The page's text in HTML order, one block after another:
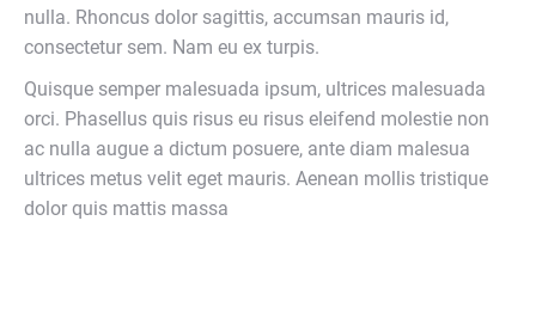
nulla. Rhoncus dolor sagittis, accumsan mauris id,
consectetur sem. Nam eu ex turpis.
Quisque semper malesuada ipsum, ultrices malesuada
orci. Phasellus quis risus eu risus eleifend molestie non
ac nulla augue a dictum posuere, ante diam malesua
ultrices metus velit eget mauris. Aenean mollis tristique
dolor quis mattis massa